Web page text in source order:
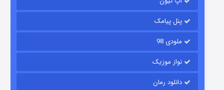
قسمت۶ (زیرنویس) منتشر شد
پنل پیامک
ملودی 98
نواز موزیک
دانلود رمان